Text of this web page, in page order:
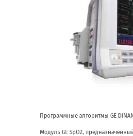
Программные алгоритмы GE
Модуль GE SpO2,